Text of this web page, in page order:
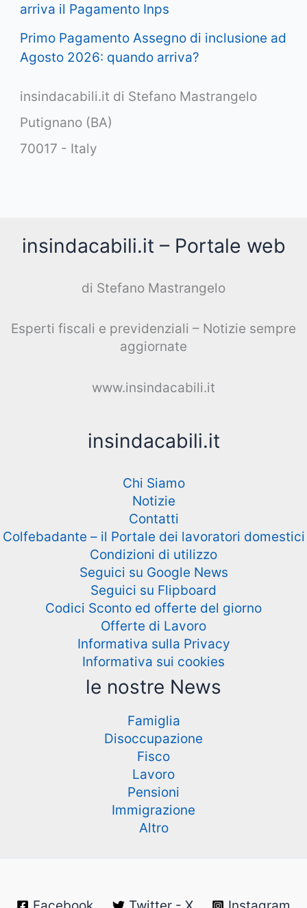
arriva il Pagamento Inps
Primo Pagamento Assegno di inclusione ad
Agosto 2026: quando arriva?
insindacabili.it di Stefano Mastrangelo
Putignano (BA)
70017 - Italy
insindacabili.it – Portale web
di Stefano Mastrangelo
Esperti fiscali e previdenziali – Notizie sempre
aggiornate
www.insindacabili.it
insindacabili.it
Chi Siamo
Notizie
Contatti
Colfebadante – il Portale dei lavoratori domestici
Condizioni di utilizzo
Seguici su Google News
Seguici su Flipboard
Codici Sconto ed offerte del giorno
Offerte di Lavoro
Informativa sulla Privacy
Informativa sui cookies
le nostre News
Famiglia
Disoccupazione
Fisco
Lavoro
Pensioni
Immigrazione
Altro